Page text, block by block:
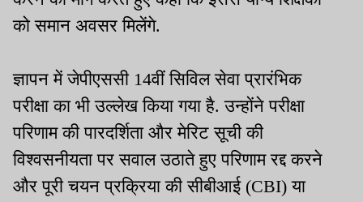
को समान अवसर मिलेंगे.
ज्ञापन में जेपीएससी 14वीं सिविल सेवा प्रारंभिक
परीक्षा का भी उल्लेख किया गया है. उन्होंने परीक्षा
परिणाम की पारदर्शिता और मेरिट सूची की
विश्वसनीयता पर सवाल उठाते हुए परिणाम रद्द करने
और पूरी चयन प्रक्रिया की सीबीआई (CBI) या